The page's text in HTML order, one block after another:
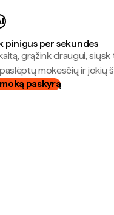
pinigus per sekundes
grąžink draugui,
mokesčių ir jokių
paskyrą